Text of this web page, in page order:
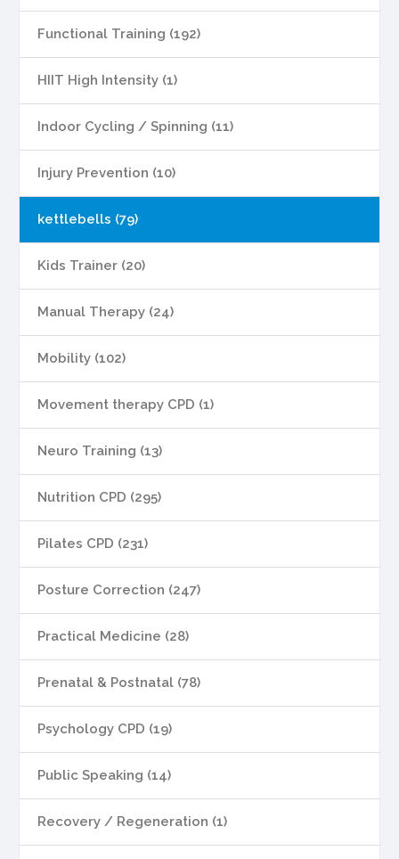
Functional Training (192)
HIIT High Intensity (1)
Indoor Cycling / Spinning (11)
Injury Prevention (10)
kettlebells (79)
Kids Trainer (20)
Manual Therapy (24)
Mobility (102)
Movement therapy CPD (1)
Neuro Training (13)
Nutrition CPD (295)
Pilates CPD (231)
Posture Correction (247)
Practical Medicine (28)
Prenatal & Postnatal (78)
Psychology CPD (19)
Public Speaking (14)
Recovery / Regeneration (1)